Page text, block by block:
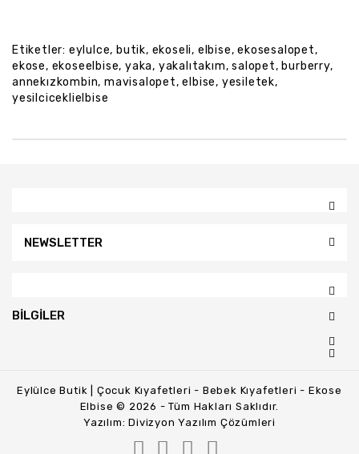
Etiketler: eylulce, butik, ekoseli, elbise,ekosesalopet,
ekose, ekoseelbise,yaka, yakalıtakım,salopet, burberry,
annekızkombin,mavisalopet,elbise, yesiletek,
yesilciceklielbise
NEWSLETTER
BILGILER
Eylülce Butik | Çocuk Kıyafetleri - Bebek Kıyafetleri - Ekose
Elbise © 2026 - Tüm Hakları Saklıdır.
Yazılım:Divizyon Yazılım Çözümleri